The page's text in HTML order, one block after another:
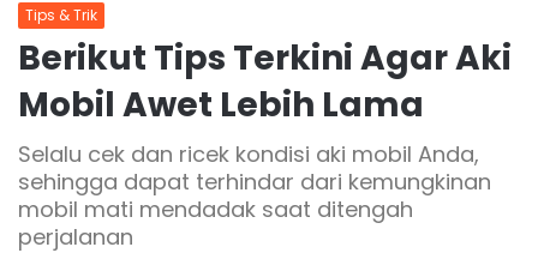
Tips & Trik
Berikut Tips Terkini Agar Aki
Mobil Awet Lebih Lama
Selalu cek dan ricek kondisi aki mobil Anda,
sehingga dapat terhindar dari kemungkinan
mobil mati mendadak saat ditengah
perjalanan